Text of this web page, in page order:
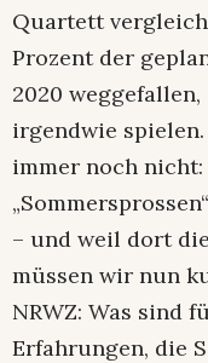
Quartett
Prozent der
2020
irgendwie
immer noch
– und weil dort
müssen wir nun
NRWZ: Was sind
Erfahrungen, die